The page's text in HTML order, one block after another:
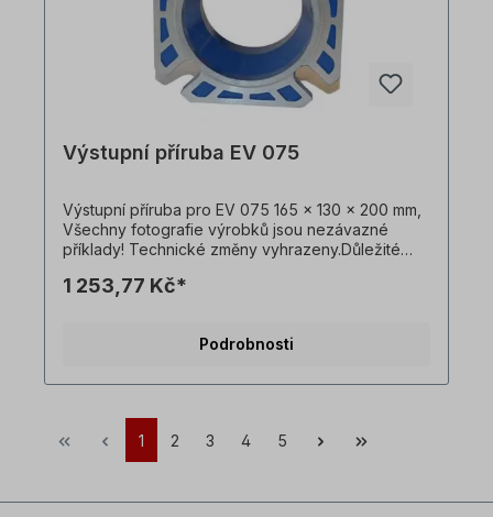
Výstupní příruba EV 075
Výstupní příruba pro EV 075 165 x 130 x 200 mm,
Všechny fotografie výrobků jsou nezávazné
příklady! Technické změny vyhrazeny.Důležité
zakázku. Vrácení zboží ani zrušení objednávky
1 253,77 Kč*
Podrobnosti
1 2 3 4 5